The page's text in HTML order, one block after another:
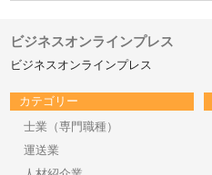
ビジネスオンラインプレス
ビジネスオンラインプレス
カテゴリー
士業（専門職種）
運送業